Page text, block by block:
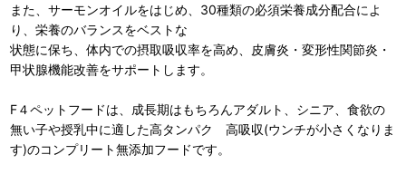
また、サーモンオイルをはじめ、30種類の必須栄養成分配合によ
り、栄養のバランスをベストな
状態に保ち、体内での摂取吸収率を高め、皮膚炎・変形性関節炎・
甲状腺機能改善をサポートします。
F４ペットフードは、成長期はもちろんアダルト、シニア、食欲の
無い子や授乳中に適した高タンパク 高吸収(ウンチが小さくなりま
す)のコンプリート無添加フードです。